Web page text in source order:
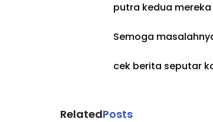
putra kedua
Semoga
cek berita seputar
RelatedPosts